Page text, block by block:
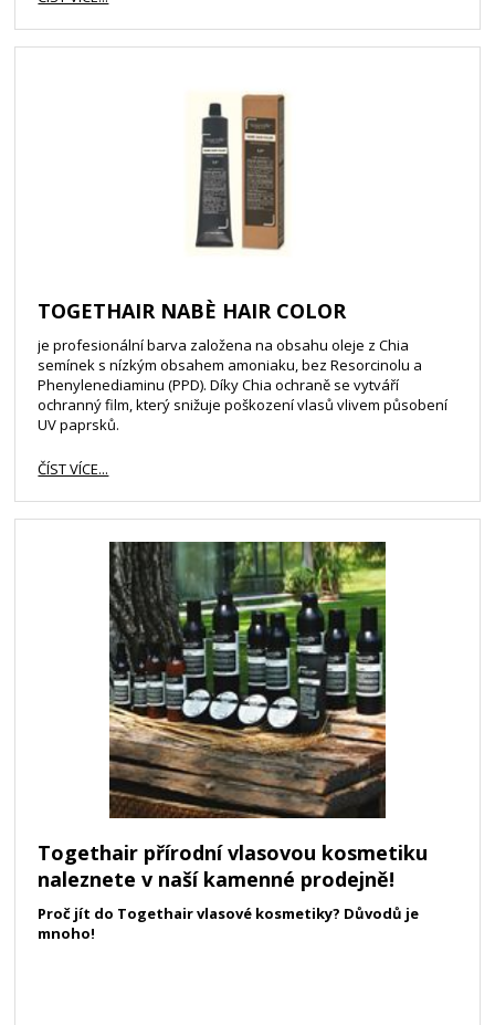
TOGETHAIR NABÈ HAIR COLOR
je profesionální barva založena na obsahu oleje z Chia
semínek s nízkým obsahem amoniaku, bez Resorcinolu a
Phenylenediaminu (PPD). Díky Chia ochraně se vytváří
ochranný film, který snižuje poškození vlasů vlivem působení
UV paprsků.
ČÍST VÍCE...
Togethair přírodní vlasovou kosmetiku
naleznete v naší kamenné prodejně!
Proč jít do Togethair vlasové kosmetiky? Důvodů je
mnoho!